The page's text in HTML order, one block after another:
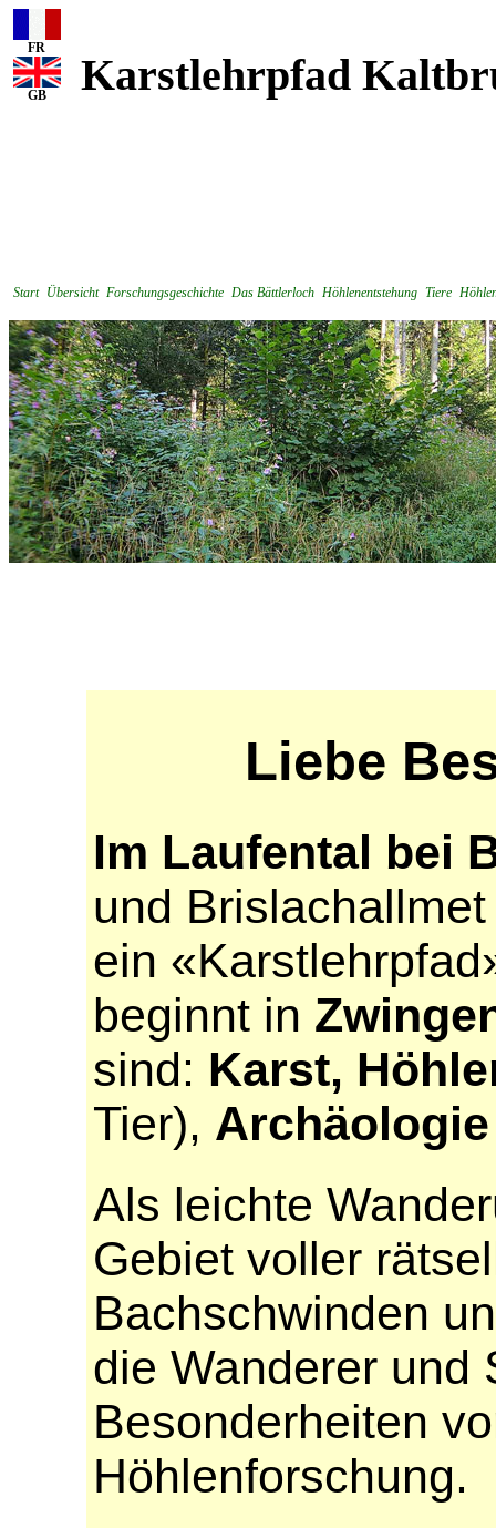
FR
GB Karstlehrpfad
Start Übersicht Forschungsgeschichte Das Bättlerloch Höhlenentstehung Tiere
Liebe
Im Laufental bei
und
ein
beginnt in
sind: Karst,
Tier), Archäologie
Als leichte
Gebiet voller
Bachschwinden
die Wanderer und
Besonderheiten
Höhlenforschung.